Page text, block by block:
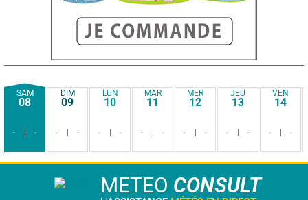
SAM
08
- -
DIM
09
- -
LUN
10
- -
MAR
11
- -
MER
12
- -
JEU
13
- -
VEN
14
- -
METEO CONSULT